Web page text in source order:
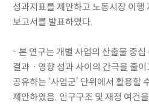
성과지표를 제안하고 노동시장 이행
보고서를 발표하였다.
- 본 연구는 개별 사업의 산출물 중
결과ㆍ영향 성과 사이의 간극을 줄
공유하는 ‘사업군’ 단위에서 활용할
제안하였음. 인구구조 및 재정 여건